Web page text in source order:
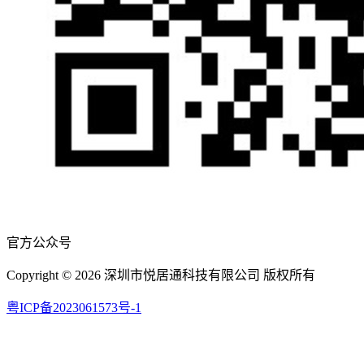
官方公众号
Copyright © 2026 深圳市悦居通科技有限公司 版权所有
粤ICP备2023061573号-1